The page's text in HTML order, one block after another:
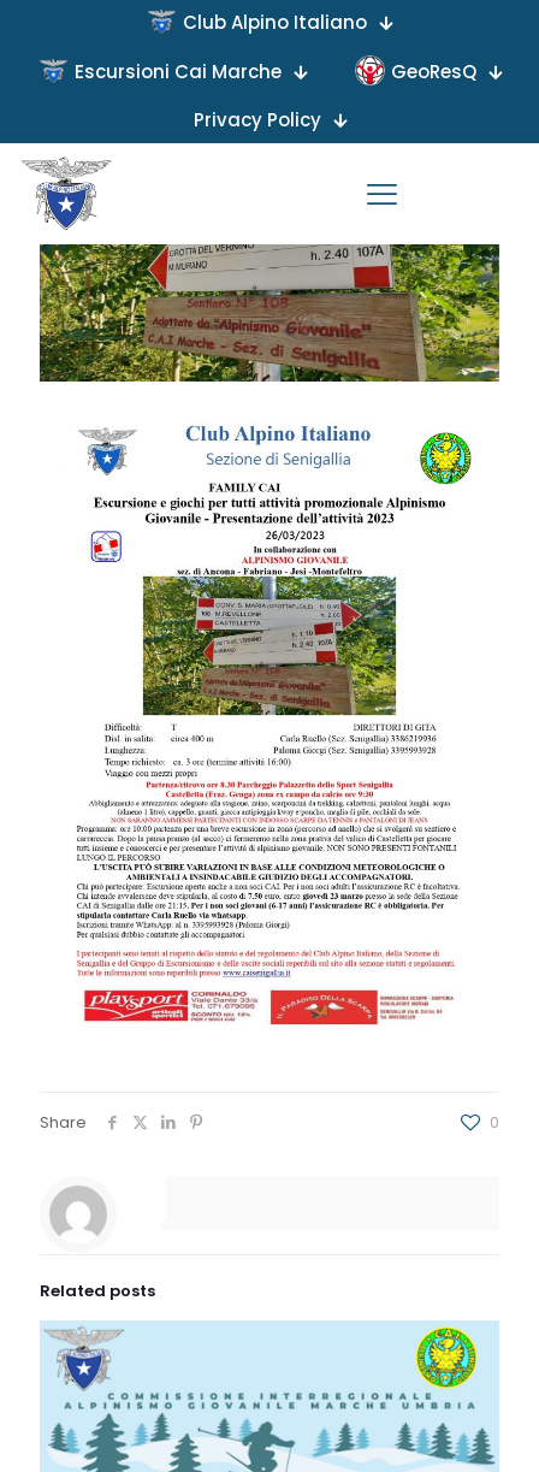
Club Alpino Italiano
Escursioni Cai Marche
GeoResQ
Privacy Policy
Share 0
Related posts